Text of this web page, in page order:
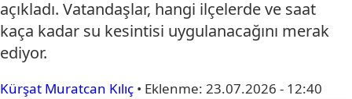
açıkladı. Vatandaşlar, hangi ilçelerde ve saat
kaça kadar su kesintisi uygulanacağını merak
ediyor.
Kürşat Muratcan Kılıç • Eklenme: 23.07.2026 - 12:40